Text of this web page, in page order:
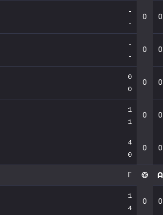
-
-
0 0
-
-
0 0
0
0
0 0
1
1
0 0
4
0
0 0
Г
1
4
0 0